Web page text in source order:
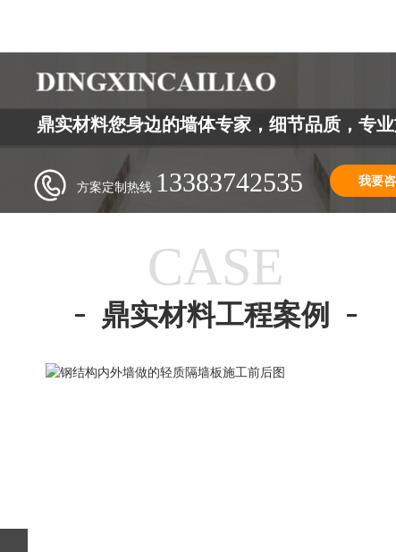
鼎实材料您身边的墙体专家，细节品质，专
方案定制热线 13383742535 我要
CASE
鼎实材料工程案例